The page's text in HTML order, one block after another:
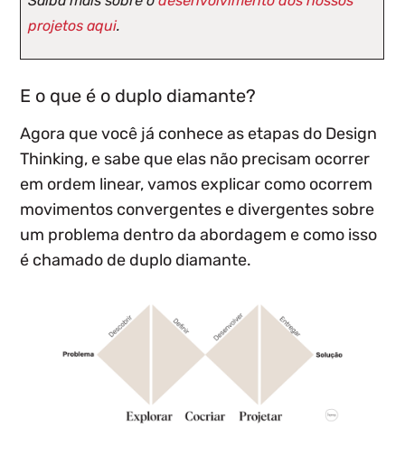
projetos aqui.
E o que é o duplo diamante?
Agora que você já conhece as etapas do Design
Thinking, e sabe que elas não precisam ocorrer
em ordem linear, vamos explicar como ocorrem
movimentos convergentes e divergentes sobre
um problema dentro da abordagem e como isso
é chamado de duplo diamante.